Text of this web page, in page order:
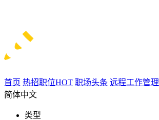
首页 热招职位HOT 职场头条 远程工作管理
简体中文
类型